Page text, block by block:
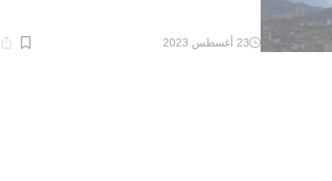
وقت
23 أغسطس 2023